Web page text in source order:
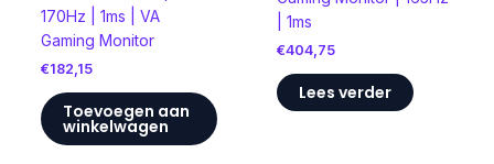
170Hz | 1ms | VA
Gaming Monitor
€182,15
Toevoegen aan
winkelwagen
| 1ms
€404,75
Lees verder